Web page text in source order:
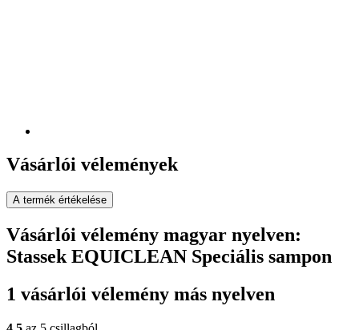
Vásárlói vélemények
A termék értékelése
Vásárlói vélemény magyar nyelven:
Stassek EQUICLEAN Speciális sampon
1 vásárlói vélemény más nyelven